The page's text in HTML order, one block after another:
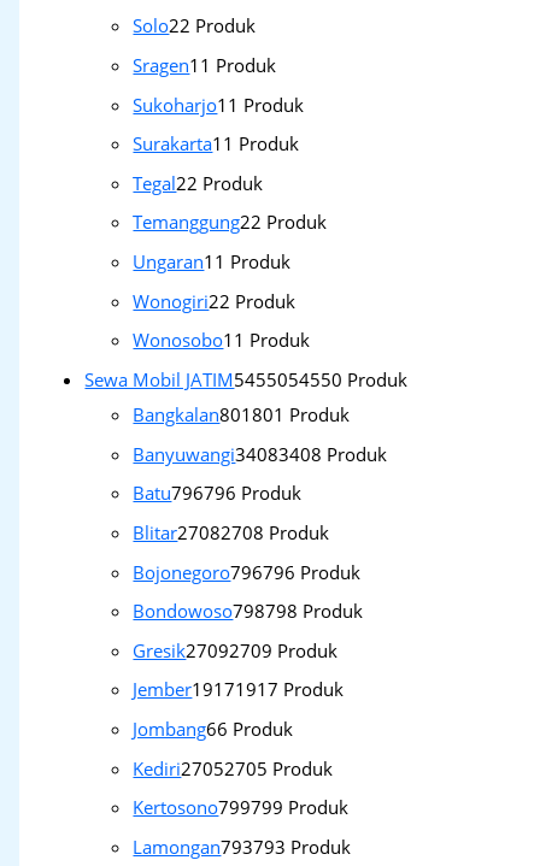
Solo22 Produk
Sragen1 1 Produk
Sukoharjo1 1 Produk
Surakarta1 1 Produk
Tegal22 Produk
Temanggung22 Produk
Ungaran1 1 Produk
Wonogiri22 Produk
Wonosobo1 1 Produk
Sewa Mobil JATIM5455054550 Produk
Bangkalan801801 Produk
Banyuwangi34083408 Produk
Batu796796 Produk
Blitar27082708 Produk
Bojonegoro796796 Produk
Bondowoso798798 Produk
Gresik27092709 Produk
Jember19171917 Produk
Jombang66 Produk
Kediri27052705 Produk
Kertosono799799 Produk
Lamongan793793 Produk